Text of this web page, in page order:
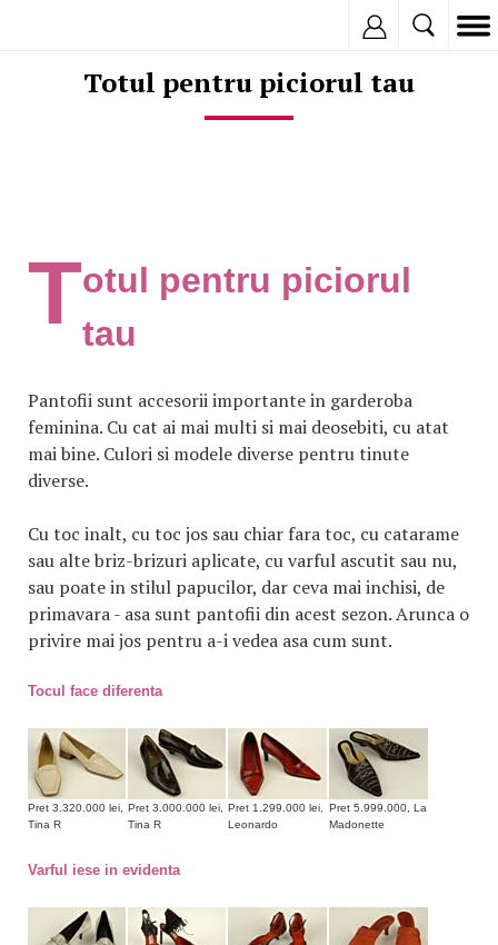
Totul pentru piciorul tau
Totul pentru piciorul
tau
Pantofii sunt accesorii importante in garderoba
feminina. Cu cat ai mai multi si mai deosebiti, cu atat
mai bine. Culori si modele diverse pentru tinute
diverse.
Cu toc inalt, cu toc jos sau chiar fara toc, cu catarame
sau alte briz-brizuri aplicate, cu varful ascutit sau nu,
sau poate in stilul papucilor, dar ceva mai inchisi, de
primavara - asa sunt pantofii din acest sezon. Arunca o
privire mai jos pentru a-i vedea asa cum sunt.
Tocul face diferenta
Pret 3.320.000 lei,
Tina R
Pret 3.000.000 lei,
Tina R
Pret 1.299.000 lei,
Leonardo
Pret 5.999.000, La
Madonette
Varful iese in evidenta